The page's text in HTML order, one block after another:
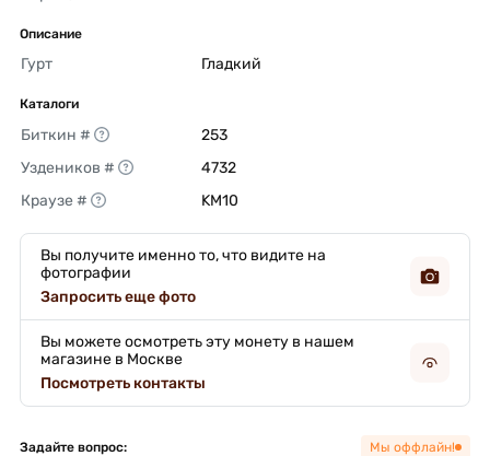
Описание
Гурт Гладкий
Каталоги
Биткин #
253
Уздеников #
4732
Краузе #
KM10
Вы получите именно то, что видите на
фотографии
Запросить еще фото
Вы можете осмотреть эту монету в нашем
магазине в Москве
Посмотреть контакты
Задайте вопрос: Мы оффлайн!